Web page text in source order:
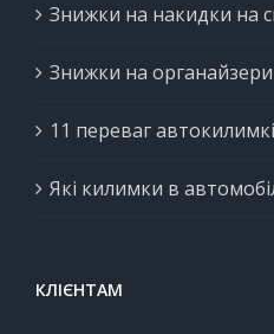
Знижки на накидки на
Знижки на
11 переваг
Які килимки в
КЛІЄНТАМ